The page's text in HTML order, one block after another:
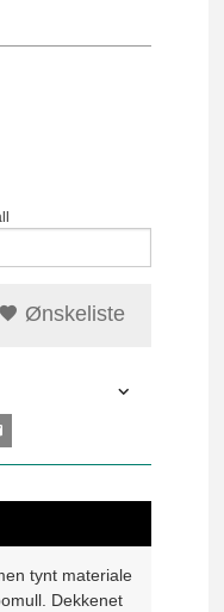
Ønskeliste
tynt materiale
Dekkenet